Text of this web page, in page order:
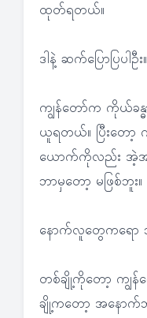
ထုတ်ရတယ်။
ဒါနဲ့ ဆက်ပြောပြပါဦး။
ကျွန်တော်က ကိုယ်ခ
ယူရတယ်။ ပြီးတော့
ယောက်ကိုလည်း အဲ့
ဘာမှတော့ မဖြစ်ဘူး။
နောက်လူတွေကရေ
တစ်ချို့ကိုတော့ က
ချို့ကတော့ အနော